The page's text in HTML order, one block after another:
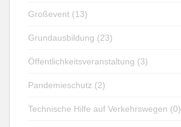
Großevent (13)
Grundausbildung (23)
Öffentlichkeitsveranstaltung (3)
Pandemieschutz (2)
Technische Hilfe auf Verkehrswegen (0)